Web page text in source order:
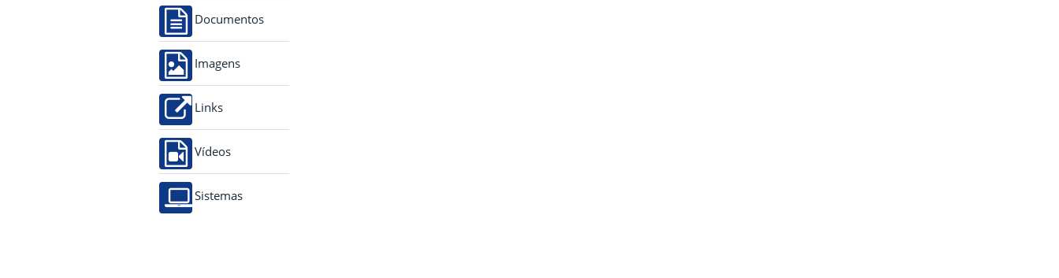
Documentos
Imagens
Links
Vídeos
Sistemas